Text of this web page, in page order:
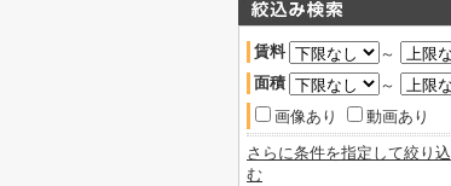
賃料 ～
面積
～
画像あり
動画あり
さらに条件を指定して絞り込
む